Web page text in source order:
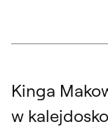
Kinga
w